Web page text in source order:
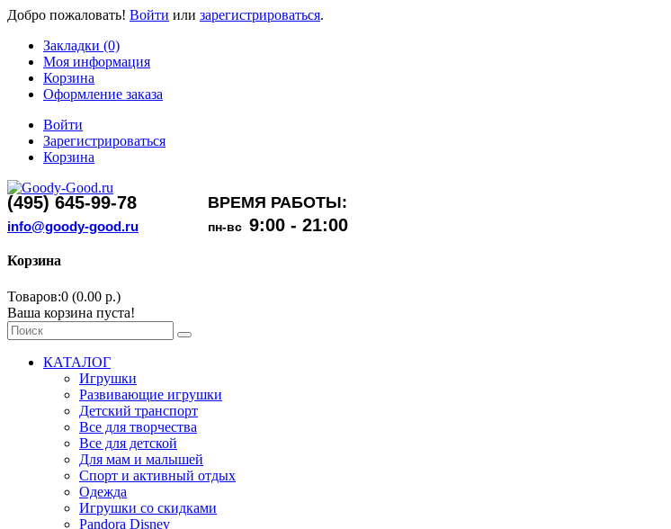
Добро пожаловать! Войти или зарегистрироваться.
Закладки (0)
Моя информация
Корзина
Оформление заказа
Войти
Зарегистрироваться
Корзина
(495) 645-99-78 ВРЕМЯ РАБОТЫ:
info@goody-good.ru пн-вс 9:00 - 21:00
Корзина
Товаров:0 (0.00 р.)
Ваша корзина пуста!
КАТАЛОГ
Игрушки
Развивающие игрушки
Детский транспорт
Все для творчества
Все для детской
Для мам и малышей
Спорт и активный отдых
Одежда
Игрушки со скидками
Pandora Disney